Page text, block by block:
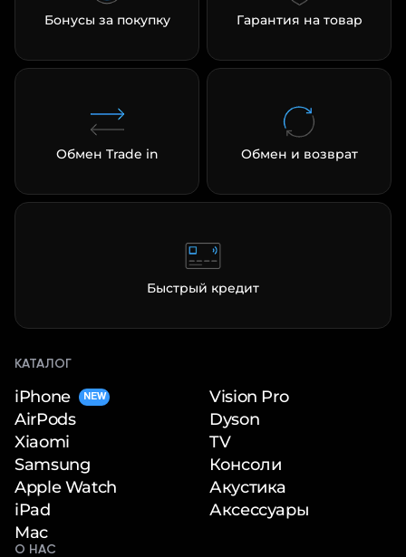
Бонусы за покупку Гарантия на товар
Обмен Trade in Обмен и возврат
Быстрый кредит
КАТАЛОГ
iPhone NEW
AirPods
Xiaomi
Samsung
Apple Watch
iPad
Mac
Vision Pro
Dyson
TV
Консоли
Акустика
Аксессуары
О НАС